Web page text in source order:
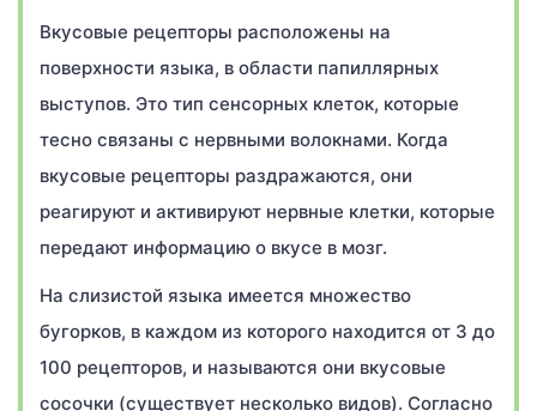
Вкусовые рецепторы расположены на
поверхности языка, в области папиллярных
выступов. Это тип сенсорных клеток, которые
тесно связаны с нервными волокнами. Когда
вкусовые рецепторы раздражаются, они
реагируют и активируют нервные клетки, которые
передают информацию о вкусе в мозг.
На слизистой языка имеется множество
бугорков, в каждом из которого находится от 3 до
100 рецепторов, и называются они вкусовые
сосочки (существует несколько видов). Согласно